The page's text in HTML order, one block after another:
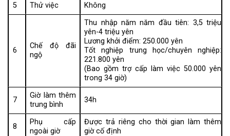
5
Thử việc Không
6
Chế độ đãi
ngộ
Thu nhập năm năm đầu tiên: 3,5 triệu
yên-4 triệu yên
Lương khởi điểm: 250.000 yên
Tốt nghiệp trung học/chuyên nghiệp:
221.800 yên
(Bao gồm trợ cấp làm việc 50.000 yên
trong 34 giờ)
7
Giờ làm thêm
trung bình
34h
8
Phụ cấp
ngoài giờ
Được trả riêng cho thời gian làm thêm
giờ cố định